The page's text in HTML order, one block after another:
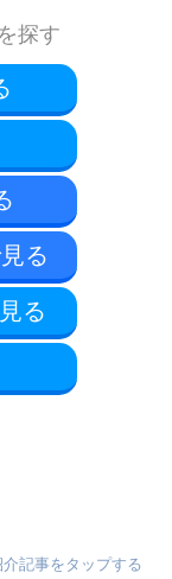
探す
る
る
記事をタップする